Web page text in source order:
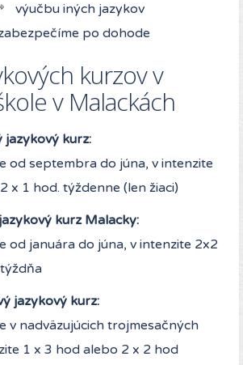
výučbu iných jazykov
po dohode
kurzov v
v Malackách
jazykový kurz:
od septembra do júna, v intenzite
x 1 hod. týždenne (len žiaci)
kurz Malacky:
od januára do júna, v intenzite 2x2
jazykový kurz:
v nadväzujúcich trojmesačných
1 x 3 hod alebo 2 x 2 hod